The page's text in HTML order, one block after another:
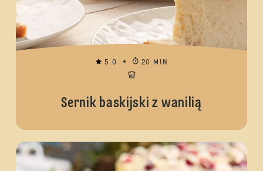
5.0 20 MIN
Sernik baskijski z wanilią